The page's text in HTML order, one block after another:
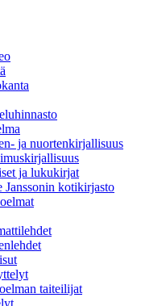
ja nuortenkirjallisuus
ja lukukirjat
Janssonin kotikirjasto
taiteilijat